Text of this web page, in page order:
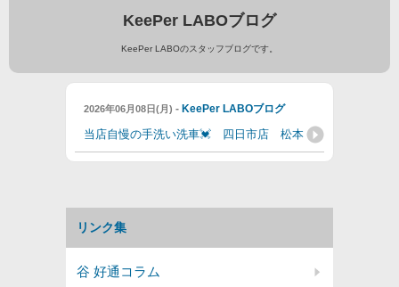
KeePer LABOブログ
KeePer LABOのスタッフブログです。
2026年06月08日(月) - KeePer LABOブログ
当店自慢の手洗い洗車💓 四日市店 松本
リンク集
谷 好通コラム